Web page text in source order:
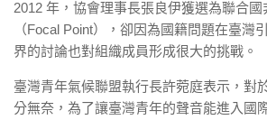
2012 年，協會理事長張良伊獲選為聯合國
（Focal Point），卻因為國籍問題在臺灣
界的討論也對組織成員形成很大的挑戰。
臺灣青年氣候聯盟執行長許菀庭表示，對
分無奈，為了讓臺灣青年的聲音能進入國